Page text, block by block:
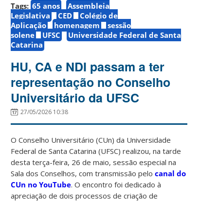
Tags: 65 anos
Assembleia
Legislativa
CED
Colégio de
Aplicação
homenagem
sessão
solene
UFSC
Universidade Federal de Santa
Catarina
HU, CA e NDI passam a ter
representação no Conselho
Universitário da UFSC
27/05/2026 10:38
O Conselho Universitário (CUn) da Universidade
Federal de Santa Catarina (UFSC) realizou, na tarde
desta terça-feira, 26 de maio, sessão especial na
Sala dos Conselhos, com transmissão pelocanal do
CUn no YouTube. O encontro foi dedicado à
apreciação de dois processos de criação de